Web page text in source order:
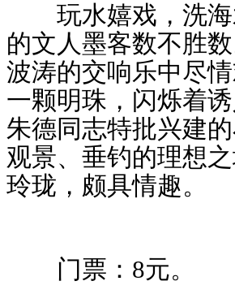
玩水嬉戏，洗海
的文人墨客数不胜
波涛的交响乐中尽
一颗明珠，闪烁着
朱德同志特批兴建
观景、垂钓的理想
玲珑，颇具情趣。
门票：8元。